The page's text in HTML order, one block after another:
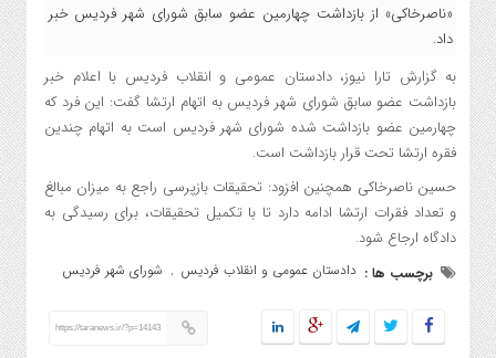
«ناصرخاکی» از بازداشت چهارمین عضو سابق شورای شهر فردیس خبر
داد.
به گزارش تارا نیوز، دادستان عمومی و انقلاب فردیس با اعلام خبر
بازداشت عضو سابق شورای شهر فردیس به اتهام ارتشا گفت: این فرد که
چهارمین عضو بازداشت شده شورای شهر فردیس است به اتهام چندین
فقره ارتشا تحت قرار بازداشت است.
حسین ناصرخاکی همچنین افزود: تحقیقات بازپرسی راجع به میزان مبالغ
و تعداد فقرات ارتشا ادامه دارد تا با تکمیل تحقیقات، برای رسیدگی به
دادگاه ارجاع شود.
برچسب ها : دادستان عمومی و انقلاب فردیس , شورای شهر فردیس
https://taranews.ir/?p=14143